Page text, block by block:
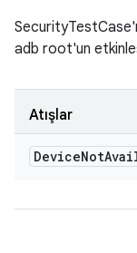
adb root'un
Atışlar
DeviceNot